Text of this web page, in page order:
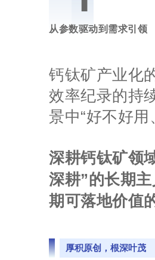
从参数驱动到需求引领
钙钛矿产业化
效率纪录的持
景中“好不好
深耕钙钛矿领
深耕”的长期
期可落地价值
厚积原创，根深叶茂